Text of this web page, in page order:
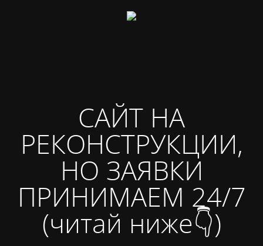
САЙТ НА
РЕКОНСТРУКЦИИ,
НО ЗАЯВКИ
ПРИНИМАЕМ 24/7
(читай ниже👇)